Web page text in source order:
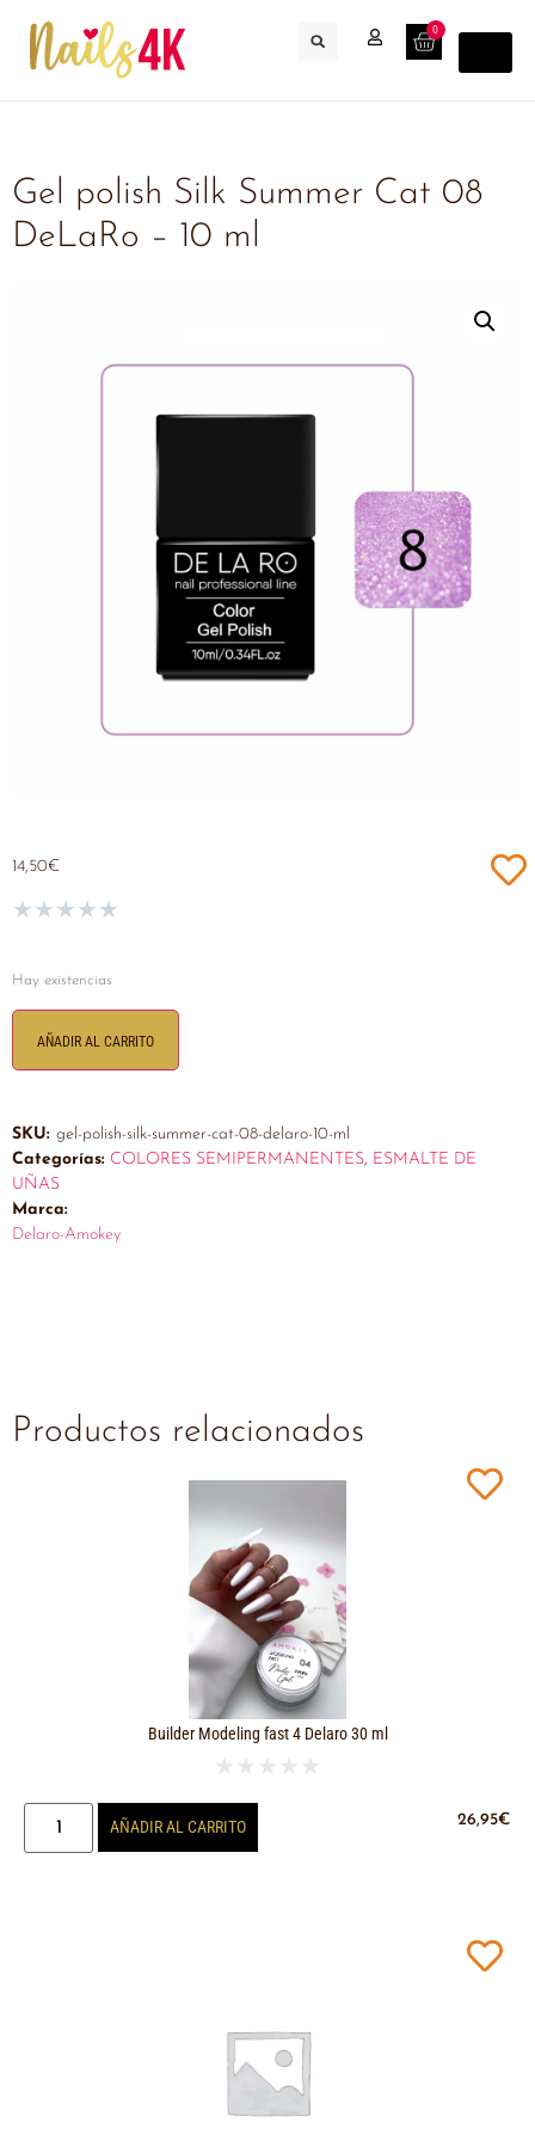
0
Gel polish Silk Summer Cat 08
DeLaRo – 10 ml
14,50€
★★★★★
Hay existencias
AÑADIR AL CARRITO
SKU: gel-polish-silk-summer-cat-08-delaro-10-ml
Categorías: COLORES SEMIPERMANENTES, ESMALTE DE
UÑAS
Marca:
Delaro-Amokey
Productos relacionados
Builder Modeling fast 4 Delaro 30 ml
★ ★ ★ ★ ★
26,95€
AÑADIR AL CARRITO